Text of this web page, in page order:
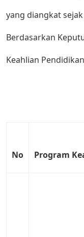
yang diangkat
Berdasarkan
Keahlian
No Program